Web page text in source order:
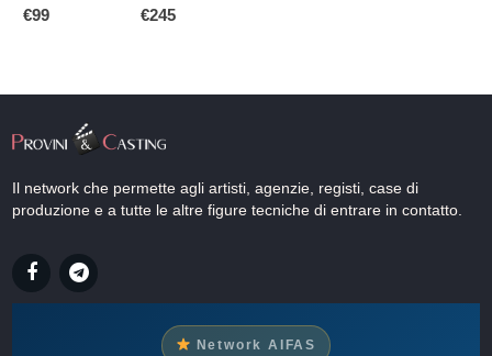
€99
€245
Il network che permette agli artisti, agenzie, registi, case di
produzione e a tutte le altre figure tecniche di entrare in contatto.
Network AIFAS